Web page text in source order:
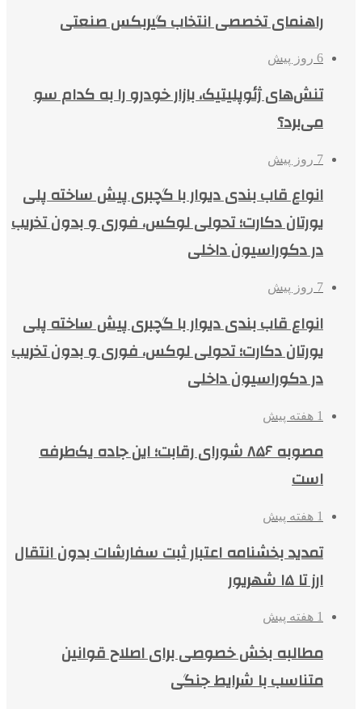
راهنمای تخصصی انتخاب گیربکس صنعتی
6 روز پیش
تنش‌های ژئوپلیتیک، بازار خودرو را به کدام سو
می‌برد؟
7 روز پیش
انواع قاب بندی دیوار با گچبری پیش ساخته پلی
یورتان دکارت؛ تحولی لوکس، فوری و بدون تخریب
در دکوراسیون داخلی
7 روز پیش
انواع قاب بندی دیوار با گچبری پیش ساخته پلی
یورتان دکارت؛ تحولی لوکس، فوری و بدون تخریب
در دکوراسیون داخلی
1 هفته پیش
مصوبه ۸۵۶ شورای رقابت؛ این جاده یک‌طرفه
است
1 هفته پیش
تمدید بخشنامه اعتبار ثبت سفارشات بدون انتقال
ارز تا ۱۵ شهریور
1 هفته پیش
مطالبه بخش خصوصی برای اصلاح قوانین
متناسب با شرایط جنگی